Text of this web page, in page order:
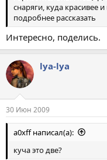
снаряги, куда красивее
подробнее рассказать
Интересно, поделись.
lya-lya
30 Июн 2009
a0xff написал(а):
куча это две?